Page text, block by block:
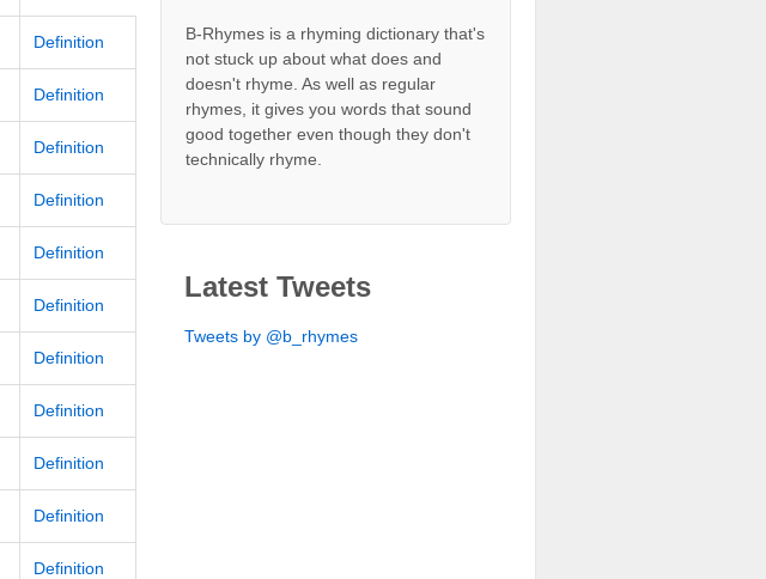
Definition
Definition
Definition
Definition
Definition
Definition
Definition
Definition
Definition
Definition
Definition
B-Rhymes is a rhyming dictionary that's
not stuck up about what does and
doesn't rhyme. As well as regular
rhymes, it gives you words that sound
good together even though they don't
technically rhyme.
Latest Tweets
Tweets by @b_rhymes